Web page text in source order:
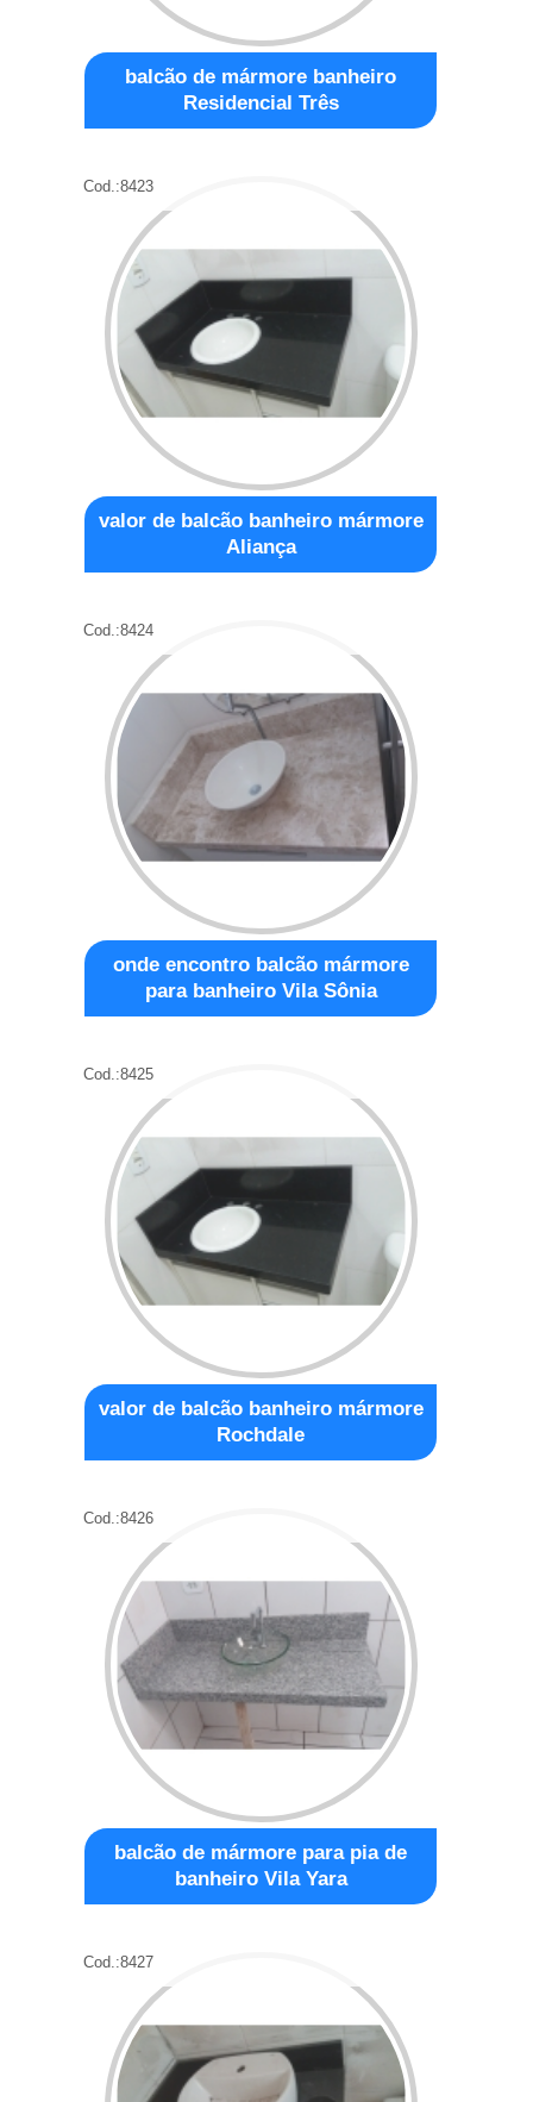
balcão de mármore banheiro
Residencial Três
Cod.:8423
valor de balcão banheiro mármore
Aliança
Cod.:8424
onde encontro balcão mármore
para banheiro Vila Sônia
Cod.:8425
valor de balcão banheiro mármore
Rochdale
Cod.:8426
balcão de mármore para pia de
banheiro Vila Yara
Cod.:8427